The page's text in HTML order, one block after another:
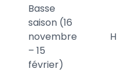
Basse
saison (16
novembre
– 15
février)
H